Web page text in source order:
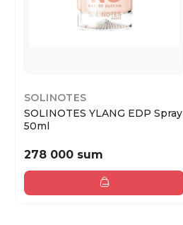
SOLINOTES
SOLINOTES YLANG EDP Spray
50ml
278 000 sum